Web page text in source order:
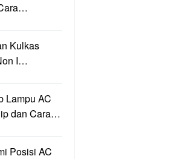
Kulkas
I…
Lampu AC
dan Cara…
Posisi AC